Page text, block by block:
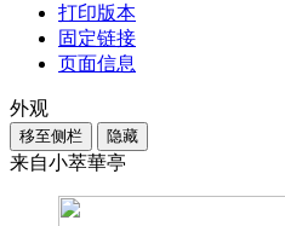
打印版本
固定链接
页面信息
外观
移至侧栏 隐藏
来自小萃華亭